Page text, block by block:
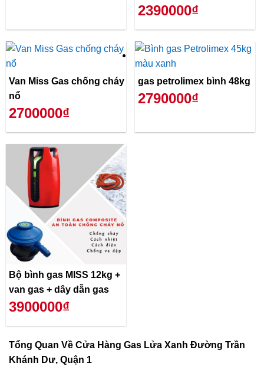
2390000₫
Van Miss Gas chống cháy
nổ
2700000₫
gas petrolimex bình 48kg
2790000₫
Bộ bình gas MISS 12kg +
van gas + dây dẫn gas
3900000₫
Tổng Quan Về Cửa Hàng Gas Lửa Xanh Đường Trần
Khánh Dư, Quận 1